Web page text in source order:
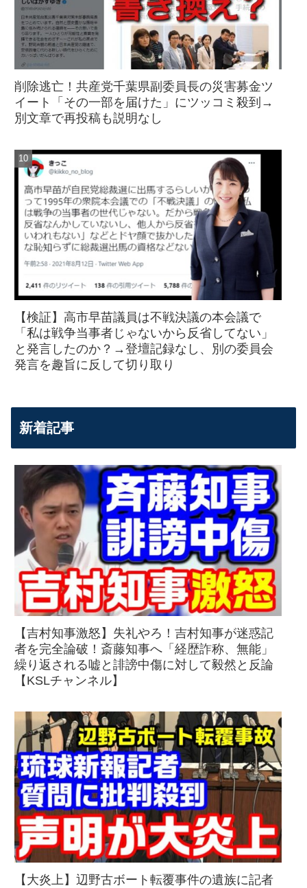
削除逃亡！共産党千葉県副委員長の災害募金ツ
イート「その一部を届けた」にツッコミ殺到→
別文章で再投稿も説明なし
【検証】高市早苗議員は不戦決議の本会議で
「私は戦争当事者じゃないから反省してない」
と発言したのか？→登壇記録なし、別の委員会
発言を趣旨に反して切り取り
新着記事
【吉村知事激怒】失礼やろ！吉村知事が迷惑記
者を完全論破！斎藤知事へ「経歴詐称、無能」
繰り返される嘘と誹謗中傷に対して毅然と反論
【KSLチャンネル】
【大炎上】辺野古ボート転覆事件の遺族に記者